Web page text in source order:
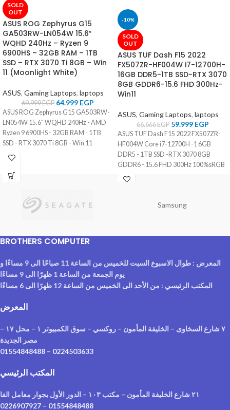
SOLD
OUT
ASUS ROG Zephyrus G15
GA503RW-LN054W 15.6″
WQHD 240Hz – Ryzen 9
6900HS – 32GB RAM – 1TB
SSD – RTX 3070 Ti 8GB – Win
11 (Moonlight White)
ASUS, Gaming Laptops, laptops
69.999EGP 64.999 EGP
ASUS ROG Zephyrus G15 GA503RW-
LN054W 15.6" WQHD 240Hz - AMD
Ryzen 9 6900HS - 32GB RAM - 1TB
SSD - RTX 3070 Ti 8GB - Win 11
(Moonlight White)
-10%
SOLD
OUT
ASUS TUF Dash F15 2022
FX507ZR-HF004W i7-12700H-
16GB DDR5-1TB SSD-RTX 3070
8GB GDDR6-15.6 FHD 300Hz-
Win11
ASUS, Gaming Laptops, laptops
66.666EGP 59.999 EGP
ASUS TUF Dash F15 2022 FX507ZR-
HF004W Core i7-12700H -1 6GB
DDR5 - 1TB SSD -RTX 3070 8GB
GDDR6 - 15.6 FHD 300Hz 100%sRGB
- Win11 - 2Y Warranty
Samsung
BROTHERS COMPUTER
المعرض : طوال الاسبوع السبت للخميس من الساعة 11 صباحًا الى 9 مساءًا و
يوم الجمعة من الساعة 1 ظهرًا الى 9 مساءًا
المكتب الرئيسي : من الأحد الى الخميس من الساعة 12 ظهرًا الى 6 مساءًا
المعرض
٧ شارع السخاوى – الخليفة المأمون – روكسي – سوق الكمبيوتر ١ – محل ١٧ –
مصر الجديدة
01554848488 – 0224503633
المكتب الرئيسي
٢١ شارع الخليفة المأمون – مكتب ١٠٣ – الدور الأول بجوار معامل الفا
0226907927 – 01554848488